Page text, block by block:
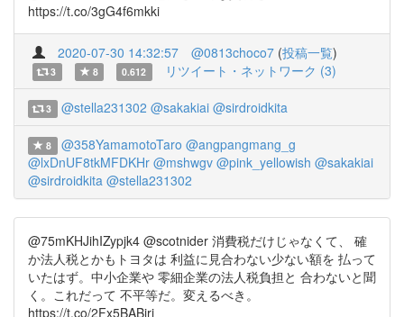
https://t.co/3gG4f6mkki
2020-07-30 14:32:57 @0813choco7 (投稿一覧)
3 8 0.612 リツイート・ネットワーク (3)
3 @stella231302 @sakakiai @sirdroidkita
8 @358YamamotoTaro @angpangmang_g
@lxDnUF8tkMFDKHr @mshwgv @pink_yellowish @sakakiai
@sirdroidkita @stella231302
@75mKHJihIZypjk4 @scotnider 消費税だけじゃなくて、 確
か法人税とかもトヨタは 利益に見合わない少ない額を 払って
いたはず。中小企業や 零細企業の法人税負担と 合わないと聞
く。これだって 不平等だ。変えるべき。
https://t.co/2Fx5BABiri